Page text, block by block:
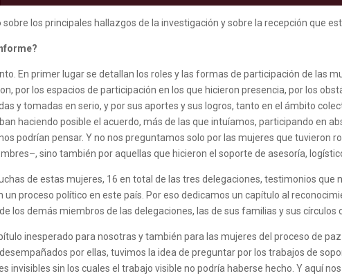
los principales hallazgos de la investigación y sobre la recepción que
En primer lugar se detallan los roles y las formas de participación de las
por los espacios de participación en los que hicieron presencia, por los
y tomadas en serio, y por sus aportes y sus logros, tanto en el ámbito
haciendo posible el acuerdo, más de las que intuíamos, participando en
podrían pensar. Y no nos preguntamos solo por las mujeres que tuvieron
sino también por aquellas que hicieron el soporte de asesoría,
de estas mujeres, 16 en total de las tres delegaciones, testimonios
proceso político en este país. Por eso dedicamos un capítulo al
los demás miembros de las delegaciones, las de sus familias y sus círculos
inesperado para nosotras y también para las mujeres del proceso de
por ellas, tuvimos la idea de preguntar por los trabajos de
invisibles sin los cuales el trabajo visible no podría haberse hecho. Y aquí